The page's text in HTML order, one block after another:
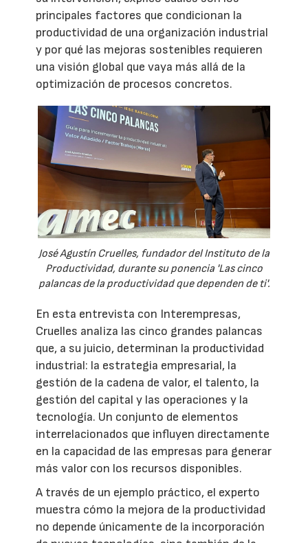
principales factores que condicionan la
productividad de una organización industrial
y por qué las mejoras sostenibles requieren
una visión global que vaya más allá de la
optimización de procesos concretos.
José Agustín Cruelles, fundador del Instituto de la
Productividad, durante su ponencia 'Las cinco
palancas de la productividad que dependen de ti'.
En esta entrevista con Interempresas,
Cruelles analiza las cinco grandes palancas
que, a su juicio, determinan la productividad
industrial: la estrategia empresarial, la
gestión de la cadena de valor, el talento, la
gestión del capital y las operaciones y la
tecnología. Un conjunto de elementos
interrelacionados que influyen directamente
en la capacidad de las empresas para generar
más valor con los recursos disponibles.
A través de un ejemplo práctico, el experto
muestra cómo la mejora de la productividad
no depende únicamente de la incorporación